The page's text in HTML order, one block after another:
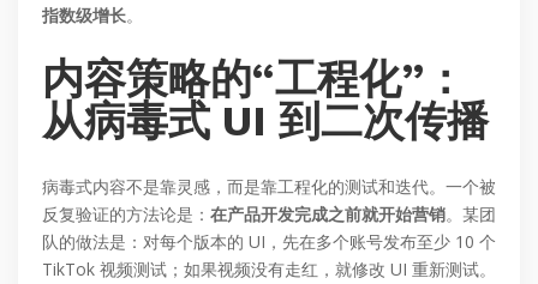
指数级增长。
内容策略的“工程化”：
从病毒式 UI 到二次传播
病毒式内容不是靠灵感，而是靠工程化的测试和迭代。一个被
反复验证的方法论是： 在产品开发完成之前就开始营销。某团
队的做法是：对每个版本的 UI，先在多个账号发布至少 10 个
TikTok 视频测试；如果视频没有走红，就修改 UI 重新测试。